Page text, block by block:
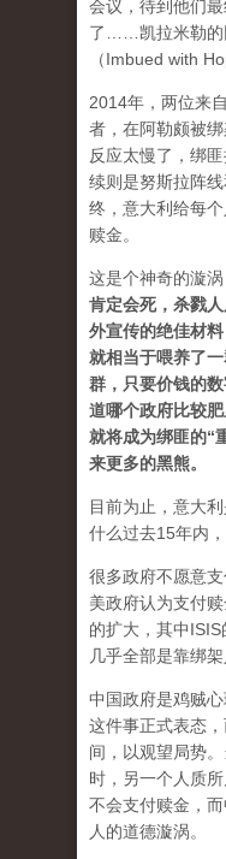
会议，待到他们
了……凯拉米勒的
（Imbued with
2014年，两位来
者，在阿勒颇被
反应太慢了，绑
续则是努斯拉阵
终，意大利给每
赎金。
这是个神奇的漩涡
肯定会死，杀戮
外宣传的绝佳材
就相当于喂养了
群，只要价钱的
道哪个政府比较
就将成为绑匪的“
来更多的黑熊。
目前为止，意大
什么过去15年内
很多政府不愿意
美政府认为支付
的扩大，其中ISIS
几乎全部是靠绑
中国政府是鸡贼
这件事正式表态
间，以观望局势
时，另一个人质
不会支付赎金，
人的道德漩涡。